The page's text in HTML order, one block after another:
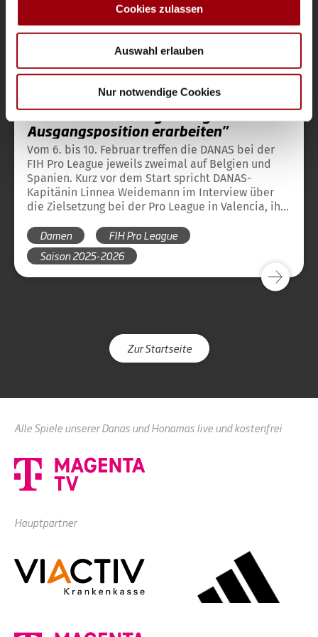
soziale Medien, Werbung und Analysen weiter. Unsere
Partner führen diese Informationen möglicherweise mit
weiteren Daten zusammen, die Sie ihnen bereitgestellt
haben oder die sie im Rahmen Ihrer Nutzung der Dienste
Cookies zulassen
Auswahl erlauben
Nur notwendige Cookies
DanasNationalteamsMagazin vor 6 Monaten
DANAS-Kapitänin Weidemann: "Wir
wollen uns eine möglichst gute
Ausgangsposition erarbeiten"
Vom 6. bis 10. Februar treffen die DANAS bei der
FIH Pro League jeweils zweimal auf Belgien und
Spanien. Kurz vor dem Start spricht DANAS-
Kapitänin Linnea Weidemann im Interview über
die Zielsetzung bei der Pro League in Valencia, ihre
DANAS-Träume als junges Mädchen.
Damen
FIH Pro League
Saison 2025-2026
Zur Startseite
Alle Spiele unserer Danas und Honamas live und kostenfrei
Hauptpartner